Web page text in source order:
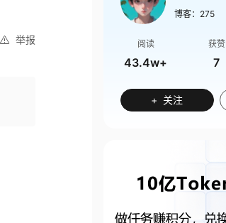
举报
博客： 275
阅读
43.4w+
获赞
7
+ 关注